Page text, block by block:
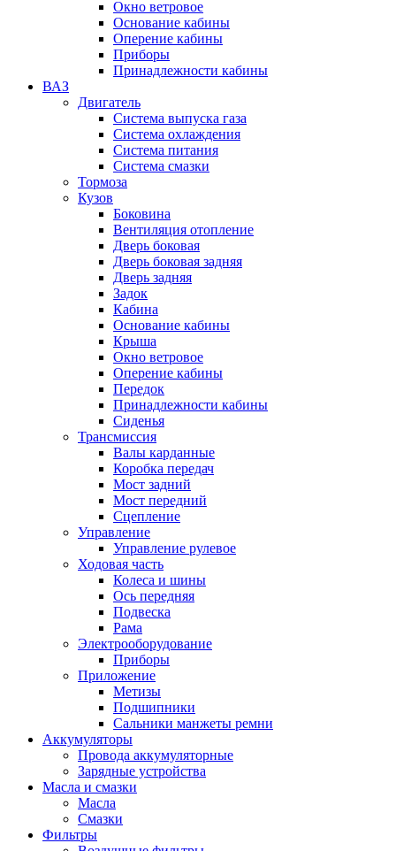
Окно ветровое
Основание кабины
Оперение кабины
Приборы
Принадлежности кабины
ВАЗ
Двигатель
Система выпуска газа
Система охлаждения
Система питания
Система смазки
Тормоза
Кузов
Боковина
Вентиляция отопление
Дверь боковая
Дверь боковая задняя
Дверь задняя
Задок
Кабина
Основание кабины
Крыша
Окно ветровое
Оперение кабины
Передок
Принадлежности кабины
Сиденья
Трансмиссия
Валы карданные
Коробка передач
Мост задний
Мост передний
Сцепление
Управление
Управление рулевое
Ходовая часть
Колеса и шины
Ось передняя
Подвеска
Рама
Электрооборудование
Приборы
Приложение
Метизы
Подшипники
Сальники манжеты ремни
Аккумуляторы
Провода аккумуляторные
Зарядные устройства
Масла и смазки
Масла
Смазки
Фильтры